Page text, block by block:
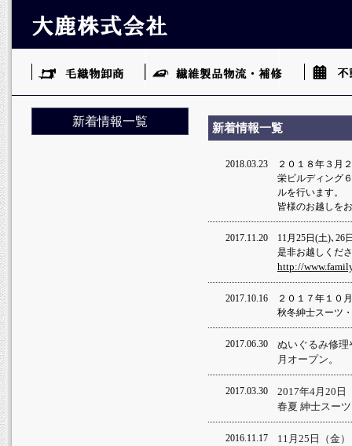
新着情報一覧 新着情報一覧
2018.03.23
２０１８年３月
栄ビルディング
ルを行います。
皆様のお越しを
2017.11.20
11月25日(土)､26
是非お越しくだ
http://
2017.10.16
２０１７年１０
秋冬紳士スーツ
2017.06.30
ぬいぐるみ修
月オープン。
2017.03.30
2017年4月20
春夏 紳士スー
2016.11.17
11月25日（金